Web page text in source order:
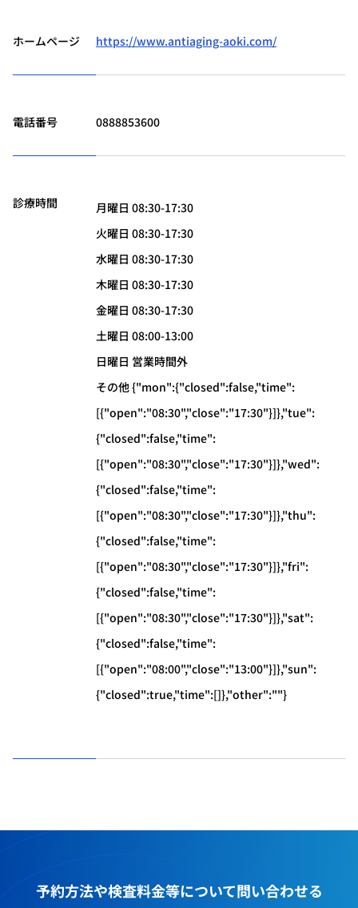
ホームページ https://www.antiaging-aoki.com/
電話番号 0888853600
診療時間
月曜日 08:30-17:30
火曜日 08:30-17:30
水曜日 08:30-17:30
木曜日 08:30-17:30
金曜日 08:30-17:30
土曜日 08:00-13:00
日曜日 営業時間外
その他 {"mon":{"closed":false,"time":
[{"open":"08:30","close":"17:30"}]},"tue":
{"closed":false,"time":
[{"open":"08:30","close":"17:30"}]},"wed":
{"closed":false,"time":
[{"open":"08:30","close":"17:30"}]},"thu":
{"closed":false,"time":
[{"open":"08:30","close":"17:30"}]},"fri":
{"closed":false,"time":
[{"open":"08:30","close":"17:30"}]},"sat":
{"closed":false,"time":
[{"open":"08:00","close":"13:00"}]},"sun":
{"closed":true,"time":[]},"other":""}
予約方法や検査料金等について問い合わせる